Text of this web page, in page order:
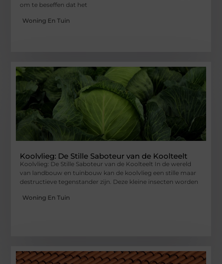
om te beseffen dat het
Woning En Tuin
Koolvlieg: De Stille Saboteur van de Koolteelt
Koolvlieg: De Stille Saboteur van de Koolteelt In de wereld
van landbouw en tuinbouw kan de koolvlieg een stille maar
destructieve tegenstander zijn. Deze kleine insecten worden
Woning En Tuin